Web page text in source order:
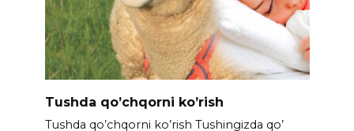
Tushda qo’chqorni ko’rish
Tushda qo’chqorni ko’rish Tushingizda qo’